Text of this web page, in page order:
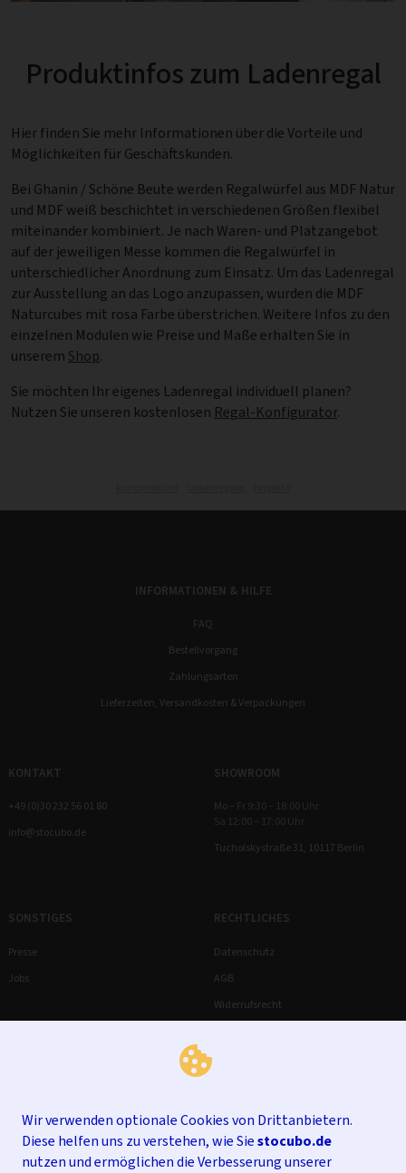
Wir verwenden optionale Cookies von Drittanbietern.
Diese helfen uns zu verstehen, wie Siestocubo.de
nutzen und ermöglichen die Verbesserung unserer
Produktinfos zum Ladenregal
Hier finden Sie mehr Informationen über die Vorteile und
Möglichkeiten für Geschäftskunden.
Bei Ghanin / Schöne Beute werden Regalwürfel aus MDF Natur
und MDF weiß beschichtet in verschiedenen Größen flexibel
miteinander kombiniert. Je nach Waren- und Platzangebot
auf der jeweiligen Messe kommen die Regalwürfel in
unterschiedlicher Anordnung zum Einsatz. Um das Ladenregal
zur Ausstellung an das Logo anzupassen, wurden die MDF
Naturcubes mit rosa Farbe überstrichen. Weitere Infos zu den
einzelnen Modulen wie Preise und Maße erhalten Sie in
unserem Shop.
Sie möchten Ihr eigenes Ladenregal individuell planen?
Nutzen Sie unseren kostenlosen Regal-Konfigurator.
INFORMATIONEN & HILFE
FAQ
Bestellvorgang
Zahlungsarten
Lieferzeiten, Versandkosten & Verpackungen
KONTAKT
+49 (0)30 232 56 01 80
info@stocubo.de
SHOWROOM
Mo – Fr 9:30 – 18:00 Uhr
Sa 12:00 – 17:00 Uhr
Tucholskystraße 31, 10117 Berlin
SONSTIGES
Presse
Jobs
RECHTLICHES
Datenschutz
AGB
Widerrufsrecht